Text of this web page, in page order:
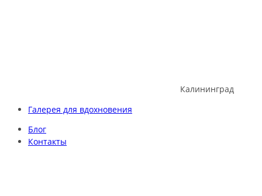
Калининград
Галерея для вдохновения
Блог
Контакты